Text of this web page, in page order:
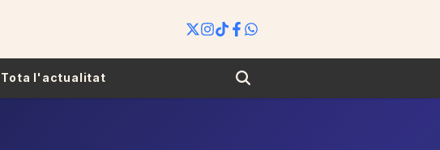
Tota l'actualitat Search